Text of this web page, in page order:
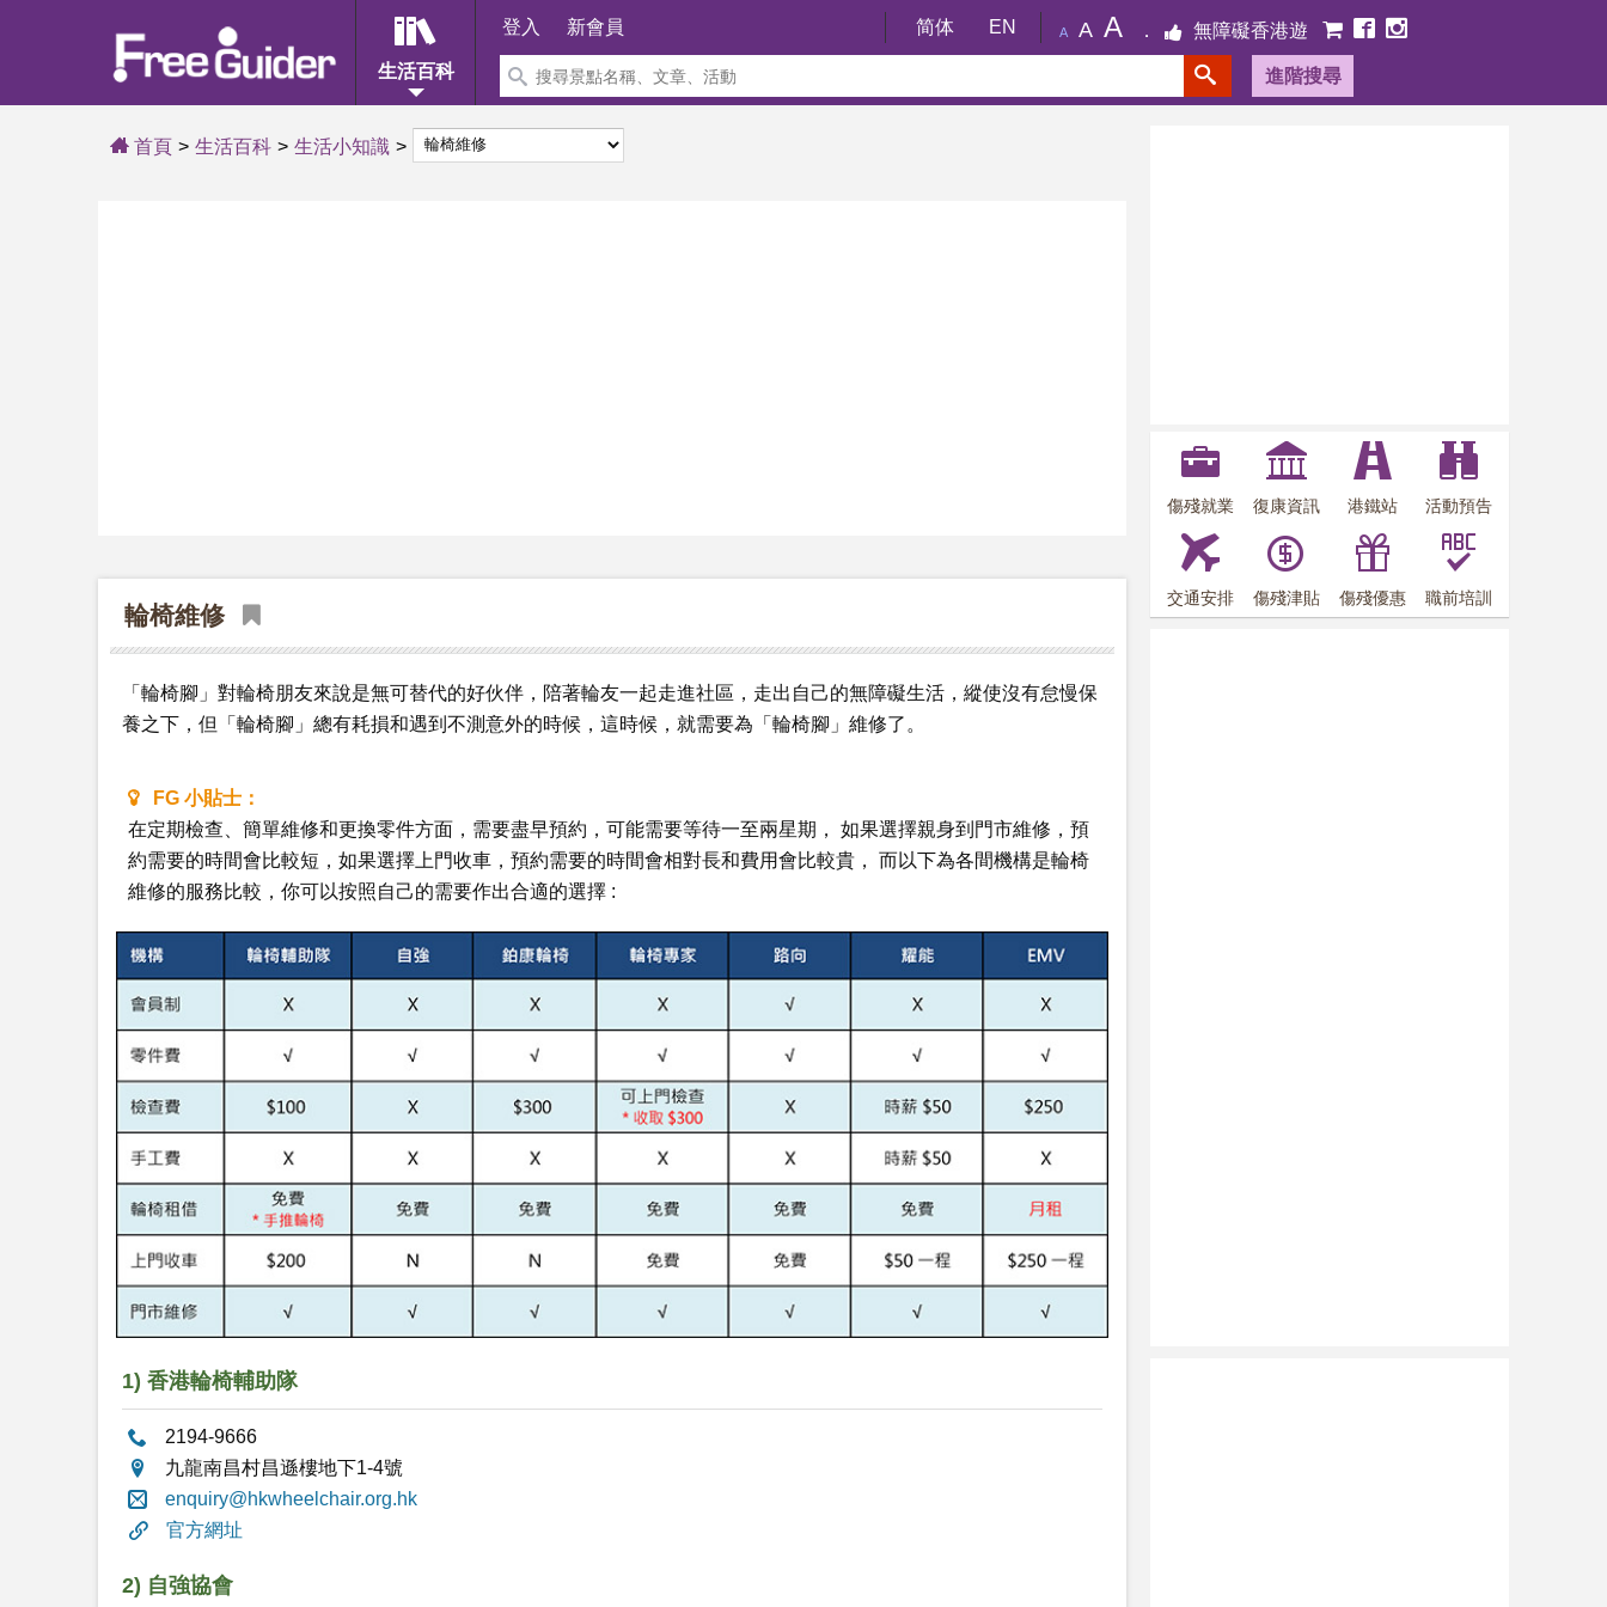
生活百科
登入 新會員 简体 EN A A A 無障礙香港遊
進階搜尋
首頁 生活百科 生活小知識
輪椅維修
「輪椅腳」對輪椅朋友來說是無可替代的好伙伴，陪著輪友一起走進社區，走出自己的無障礙生活，縱使沒有怠慢保
養之下，但「輪椅腳」總有耗損和遇到不測意外的時候，這時候，就需要為「輪椅腳」維修了。
FG 小貼士：
在定期檢查、簡單維修和更換零件方面，需要盡早預約，可能需要等待一至兩星期， 如果選擇親身到門市維修，預
約需要的時間會比較短，如果選擇上門收車，預約需要的時間會相對長和費用會比較貴， 而以下為各間機構是輪椅
維修的服務比較，你可以按照自己的需要作出合適的選擇 :
1) 香港輪椅輔助隊
2194-9666
九龍南昌村昌遜樓地下1-4號
enquiry@hkwheelchair.org.hk
官方網址
2) 自強協會
傷殘就業 復康資訊 港鐵站 活動預告
交通安排 傷殘津貼 傷殘優惠 職前培訓